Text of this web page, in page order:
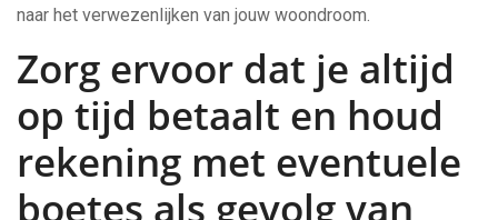
naar het verwezenlijken van jouw woondroom.
Zorg ervoor dat je altijd
op tijd betaalt en houd
rekening met eventuele
boetes als gevolg van